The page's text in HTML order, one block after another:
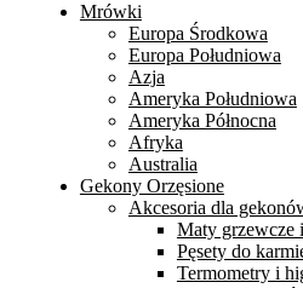
Mrówki
Europa Środkowa
Europa Południowa
Azja
Ameryka Południowa
Ameryka Północna
Afryka
Australia
Gekony Orzęsione
Akcesoria dla
Maty grzewcze
Pęsety do
Termometry i